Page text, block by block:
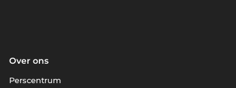
Over ons
Perscentrum